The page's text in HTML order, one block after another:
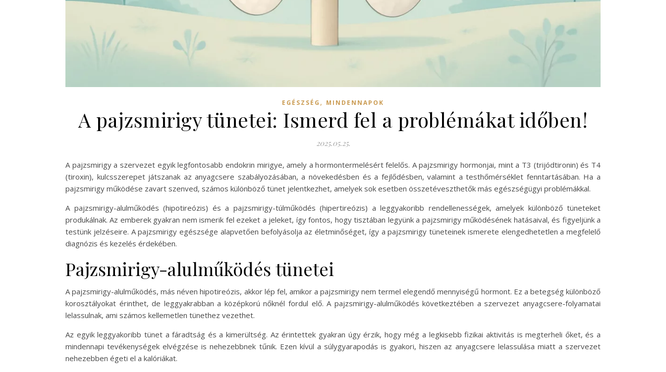
EGÉSZSÉG , MINDENNAPOK
A pajzsmirigy tünetei: Ismerd fel a problémákat időben!
2025.05.25.
A pajzsmirigy a szervezet egyik legfontosabb endokrin mirigye, amely a hormontermelésért felelős. A pajzsmirigy hormonjai, mint a T3 (trijódtironin) és T4
(tiroxin), kulcsszerepet játszanak az anyagcsere szabályozásában, a növekedésben és a fejlődésben, valamint a testhőmérséklet fenntartásában. Ha a
pajzsmirigy működése zavart szenved, számos különböző tünet jelentkezhet, amelyek sok esetben összetéveszthetők más egészségügyi problémákkal.
A pajzsmirigy-alulműködés (hipotireózis) és a pajzsmirigy-túlműködés (hipertireózis) a leggyakoribb rendellenességek, amelyek különböző tüneteket
produkálnak. Az emberek gyakran nem ismerik fel ezeket a jeleket, így fontos, hogy tisztában legyünk a pajzsmirigy működésének hatásaival, és figyeljünk a
testünk jelzéseire. A pajzsmirigy egészsége alapvetően befolyásolja az életminőséget, így a pajzsmirigy tüneteinek ismerete elengedhetetlen a megfelelő
diagnózis és kezelés érdekében.
Pajzsmirigy-alulműködés tünetei
A pajzsmirigy-alulműködés, más néven hipotireózis, akkor lép fel, amikor a pajzsmirigy nem termel elegendő mennyiségű hormont. Ez a betegség különböző
korosztályokat érinthet, de leggyakrabban a középkorú nőknél fordul elő. A pajzsmirigy-alulműködés következtében a szervezet anyagcsere-folyamatai
lelassulnak, ami számos kellemetlen tünethez vezethet.
Az egyik leggyakoribb tünet a fáradtság és a kimerültség. Az érintettek gyakran úgy érzik, hogy még a legkisebb fizikai aktivitás is megterheli őket, és a
mindennapi tevékenységek elvégzése is nehezebbnek tűnik. Ezen kívül a súlygyarapodás is gyakori, hiszen az anyagcsere lelassulása miatt a szervezet
nehezebben égeti el a kalóriákat.